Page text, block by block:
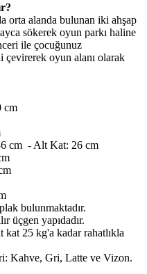
orta alanda bulunan iki ahşap
sökerek oyun parkı haline
ile çocuğunuz
çevirerek oyun alanı olarak
cm
cm - Alt Kat: 26 cm
bulunmaktadır.
üçgen yapıdadır.
25 kg'a kadar rahatlıkla
Kahve, Gri, Latte ve Vizon.